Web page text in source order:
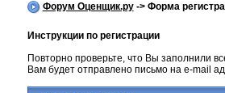
Форум Оценщик.ру-> Форма
Инструкции по регистрации
Повторно проверьте, что Вы заполнили
Вам будет отправлено письмо на e-mail